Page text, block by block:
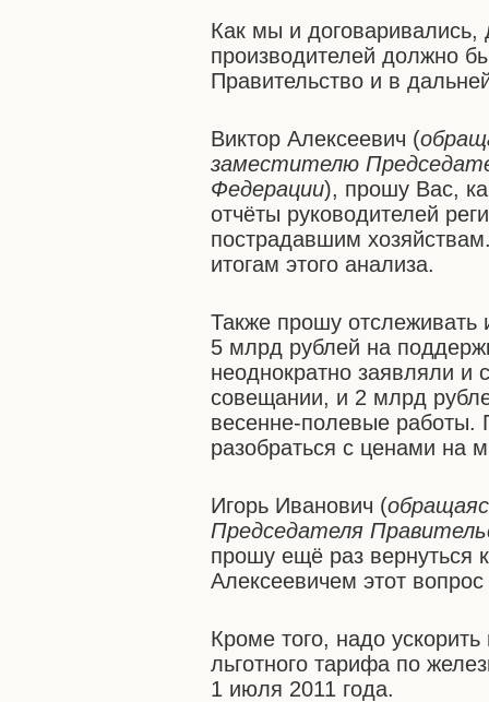
Как мы и
производителей должно
Правительство и в
Виктор Алексеевич (
заместителю
Федерации), прошу Вас,
отчёты руководителей
пострадавшим
итогам этого анализа.
Также прошу
5 млрд рублей на
неоднократно заявляли
совещании, и 2 млрд
весенне-полевые работы.
разобраться с ценами на
Игорь Иванович (
Председателя
прошу ещё раз вернуться
Алексеевичем этот
Кроме того, надо
льготного тарифа по
1 июля 2011 года.